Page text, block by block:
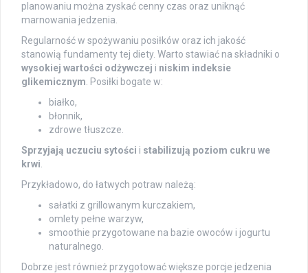
planowaniu można zyskać cenny czas oraz uniknąć
marnowania jedzenia.
Regularność w spożywaniu posiłków oraz ich jakość
stanowią fundamenty tej diety. Warto stawiać na składniki o
wysokiej wartości odżywczej i niskim indeksie
glikemicznym . Posiłki bogate w:
białko,
błonnik,
zdrowe tłuszcze.
Sprzyjają uczuciu sytości i stabilizują poziom cukru we
krwi
Przykładowo, do łatwych potraw należą:
sałatki z grillowanym kurczakiem,
omlety pełne warzyw,
smoothie przygotowane na bazie owoców i jogurtu
naturalnego.
Dobrze jest również przygotować większe porcje jedzenia